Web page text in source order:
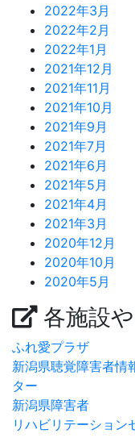
2022年3月
2022年2月
2022年1月
2021年12月
2021年11月
2021年10月
2021年9月
2021年7月
2021年6月
2021年5月
2021年4月
2021年3月
2020年12月
2020年10月
2020年5月
各施設
ふれ愛プラザ
新潟県聴覚障害者情
ター
新潟県障害者
リハビリテーション